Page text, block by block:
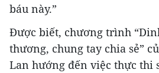
báu này.”
Được biết, chương trình
thương, chung tay chia sẻ”
Lan hướng đến việc thực thi